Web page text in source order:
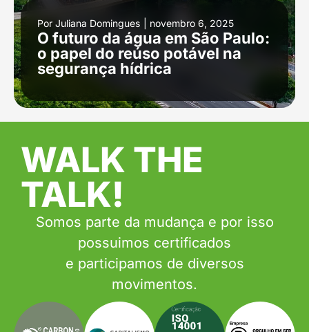
Por Juliana Domingues novembro 6, 2025
O futuro da água em São Paulo:
o papel do reúso potável na
segurança hídrica
WALK THE
TALK!
Somos parte da mudança e por isso
possuimos certificados
e participamos de diversos
movimentos.